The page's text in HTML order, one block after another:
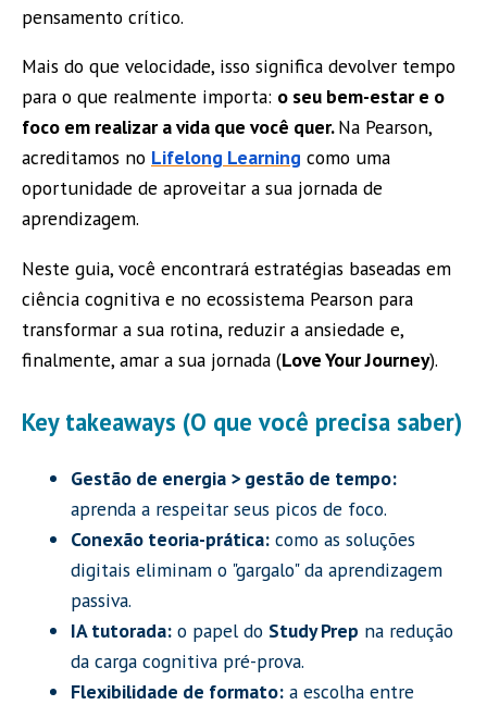
pensamento crítico.
Mais do que velocidade, isso significa devolver tempo
para o que realmente importa: o seu bem-estar e o
foco em realizar a vida que você quer.Na Pearson,
acreditamos no Lifelong Learning como uma
oportunidade de aproveitar a sua jornada de
aprendizagem.
Neste guia, você encontrará estratégias baseadas em
ciência cognitiva e no ecossistema Pearson para
transformar a sua rotina, reduzir a ansiedade e,
finalmente, amar a sua jornada (Love Your Journey).
Key takeaways (O que você precisa saber)
Gestão de energia > gestão de tempo:
aprenda a respeitar seus picos de foco.
Conexão teoria-prática: como as soluções
digitais eliminam o "gargalo" da aprendizagem
passiva.
IA tutorada: o papel do Study Prep na redução
da carga cognitiva pré-prova.
Flexibilidade de formato: a escolha entre